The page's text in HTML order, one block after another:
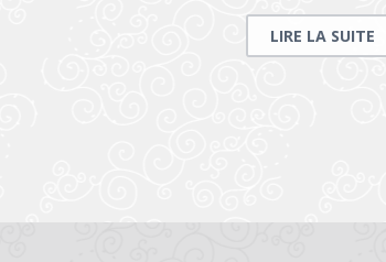
LIRE LA SUITE